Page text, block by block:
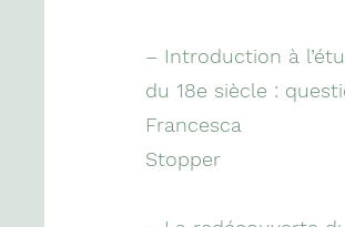
– Introduction à
du 18e siècle :
Francesca
Stopper